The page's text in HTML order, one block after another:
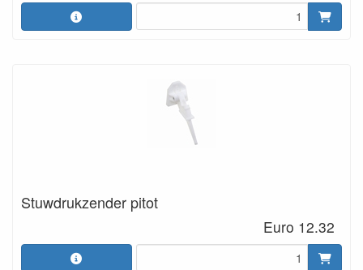
Stuwdrukzender pitot
Euro 12.32